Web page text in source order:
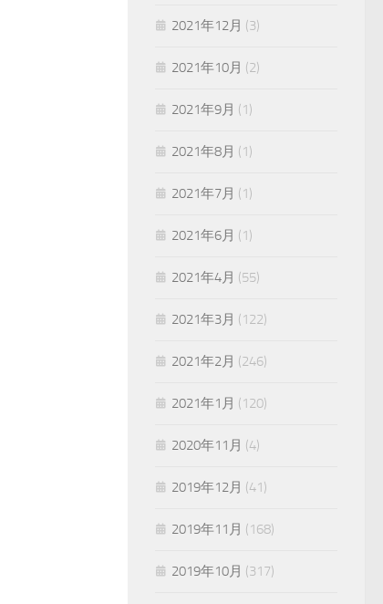
2021年12月 (3)
2021年10月 (2)
2021年9月 (1)
2021年8月 (1)
2021年7月 (1)
2021年6月 (1)
2021年4月 (55)
2021年3月 (122)
2021年2月 (246)
2021年1月 (120)
2020年11月 (4)
2019年12月 (41)
2019年11月 (168)
2019年10月 (317)